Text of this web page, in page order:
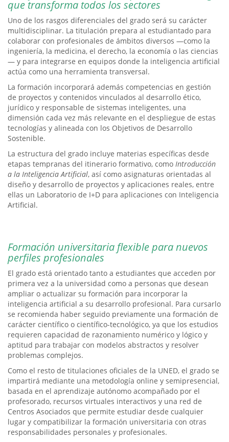
que transforma todos los sectores
Uno de los rasgos diferenciales del grado será su carácter
multidisciplinar. La titulación prepara al estudiantado para
colaborar con profesionales de ámbitos diversos —como la
ingeniería, la medicina, el derecho, la economía o las ciencias
— y para integrarse en equipos donde la inteligencia artificial
actúa como una herramienta transversal.
La formación incorporará además competencias en gestión
de proyectos y contenidos vinculados al desarrollo ético,
jurídico y responsable de sistemas inteligentes, una
dimensión cada vez más relevante en el despliegue de estas
tecnologías y alineada con los Objetivos de Desarrollo
Sostenible.
La estructura del grado incluye materias específicas desde
etapas tempranas del itinerario formativo, como Introducción
a la Inteligencia Artificial, así como asignaturas orientadas al
diseño y desarrollo de proyectos y aplicaciones reales, entre
ellas un Laboratorio de I+D para aplicaciones con Inteligencia
Artificial.
Formación universitaria flexible para nuevos
perfiles profesionales
El grado está orientado tanto a estudiantes que acceden por
primera vez a la universidad como a personas que desean
ampliar o actualizar su formación para incorporar la
inteligencia artificial a su desarrollo profesional. Para cursarlo
se recomienda haber seguido previamente una formación de
carácter científico o científico-tecnológico, ya que los estudios
requieren capacidad de razonamiento numérico y lógico y
aptitud para trabajar con modelos abstractos y resolver
problemas complejos.
Como el resto de titulaciones oficiales de la UNED, el grado se
impartirá mediante una metodología online y semipresencial,
basada en el aprendizaje autónomo acompañado por el
profesorado, recursos virtuales interactivos y una red de
Centros Asociados que permite estudiar desde cualquier
lugar y compatibilizar la formación universitaria con otras
responsabilidades personales y profesionales.